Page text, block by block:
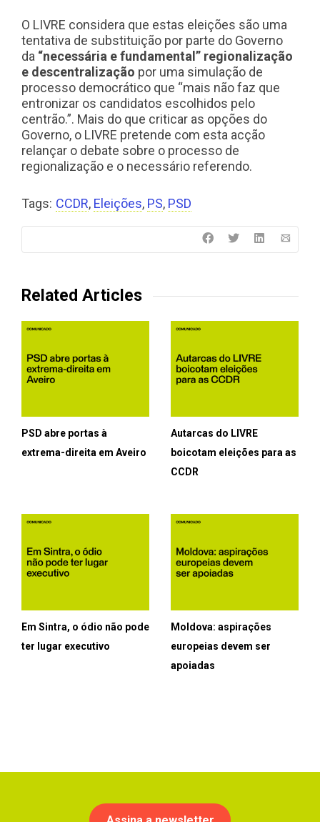
O LIVRE considera que estas eleições são uma
tentativa de substituição por parte do Governo
da “necessária e fundamental” regionalização
e descentralização por uma simulação de
processo democrático que “mais não faz que
entronizar os candidatos escolhidos pelo
centrão.”. Mais do que criticar as opções do
Governo, o LIVRE pretende com esta acção
relançar o debate sobre o processo de
regionalização e o necessário referendo.
Tags: CCDR, Eleições, PS, PSD
Related Articles
PSD abre portas à
extrema-direita em Aveiro
Autarcas do LIVRE
boicotam eleições para as
CCDR
Em Sintra, o ódio não pode
ter lugar executivo
Moldova: aspirações
europeias devem ser
apoiadas